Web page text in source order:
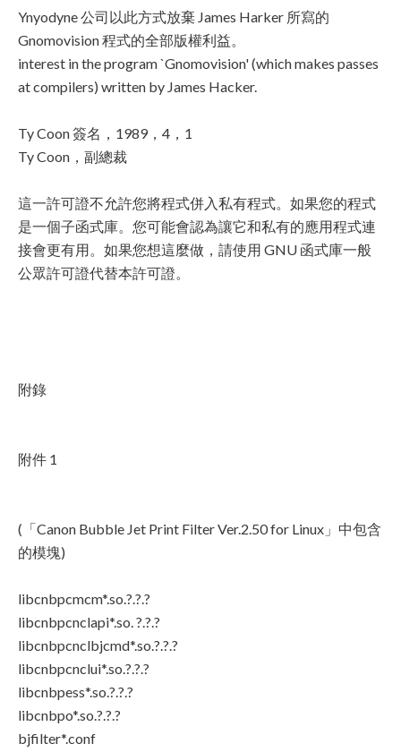
Ynyodyne 公司以此方式放棄 James Harker 所寫的
Gnomovision 程式的全部版權利益。
interest in the program `Gnomovision' (which makes passes
at compilers) written by James Hacker.
Ty Coon 簽名，1989，4，1
Ty Coon，副總裁
這一許可證不允許您將程式併入私有程式。如果您的程式
是一個子函式庫。您可能會認為讓它和私有的應用程式連
接會更有用。如果您想這麼做，請使用 GNU 函式庫一般
公眾許可證代替本許可證。
附錄
附件 1
(「Canon Bubble Jet Print Filter Ver.2.50 for Linux」中包含
的模塊)
libcnbpcmcm*.so.?.?.?
libcnbpcnclapi*.so. ?.?.?
libcnbpcnclbjcmd*.so.?.?.?
libcnbpcnclui*.so.?.?.?
libcnbpess*.so.?.?.?
libcnbpo*.so.?.?.?
bjfilter*.conf